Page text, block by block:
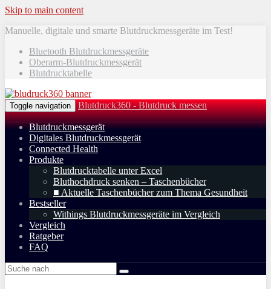
Skip to main content
Manuelle, digitale und smarte Blutdruckmessgeräte im Test!
Bluetooth Blutdruckmessgeräte
Oberarm-Blutdruckmessgerät
Blutdrucktabelle
Toggle navigation Blutdruck360 - Blutdruck messen
Blutdruckmessgerät
Digitales Blutdruckmessgerät
Connected Health
Produkte
Blutdrucktabelle unter Excel
Bluthochdruck senken – Taschenbücher
■ Aktuelle Taschenbücher zum Thema Gesundheit
Bestseller
Withings Blutdruckmessgeräte im Vergleich
Vergleich
Ratgeber
FAQ